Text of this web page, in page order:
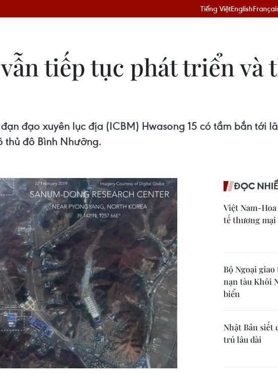
Tiếng ViệtEnglish
tiếp tục phát triển và
đạo xuyên lục địa (ICBM) Hwasong 15 có tầm bắn tới
thủ đô Bình Nhưỡng.
ĐỌC
Việt Nam-
tế thương mại
Bộ Ngoại
nạn tàu Khôi
biển
Nhật Bản siết
trú lâu dài